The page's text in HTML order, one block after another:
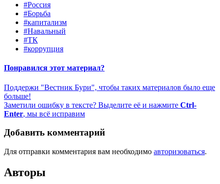
#Россия
#Борьба
#капитализм
#Навальный
#ТК
#коррупция
Понравился этот материал?
Поддержи "Вестник Бури", чтобы таких материалов было еще
больше!
Заметили ошибку в тексте? Выделите её и нажмите Ctrl-
Enter, мы всё исправим
Добавить комментарий
Для отправки комментария вам необходимо авторизоваться.
Авторы